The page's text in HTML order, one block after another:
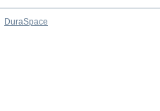
DuraSpace